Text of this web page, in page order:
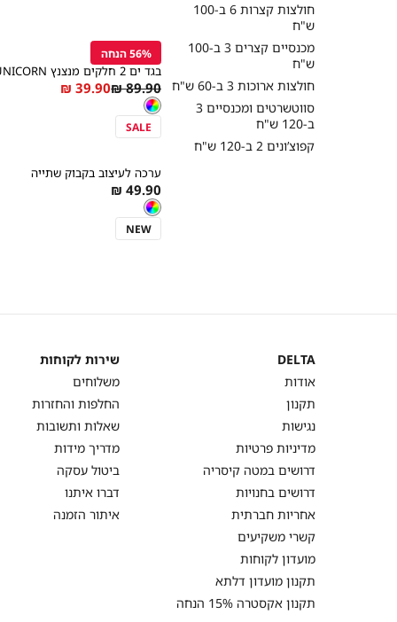
חולצות קצרות 6 ב-100
ש"ח
מכנסיים קצרים 3 ב-100
ש"ח
חולצות ארוכות 3 ב-60 ש"ח
סווטשרטים ומכנסיים 3
ב-120 ש"ח
קפוצ’ונים 2 ב-120 ש"ח
Color
צבעוני
הוספה
לסל
56% הנחה
בגד ים 2 חלקים מנצנץ UNICORN
As
39.90 ₪Regular
Price
89.90 ₪
צבע
צבעוני
צבעוני
SALE
קנייה
צבעוני
לסל
ערכה לעיצוב בקבוק שתייה
As
low
as
49.90 ₪
צבע
צבעוני
צבעוני
NEW
DELTA
DELTA
אודות
תקנון
נגישות
מדיניות פרטיות
דרושים במטה קיסריה
דרושים בחנויות
אחריות חברתית
קשרי משקיעים
מועדון לקוחות
תקנון מועדון דלתא
תקנון אקסטרה 15% הנחה
שירות
לקוחות
שירות לקוחות
משלוחים
החלפות והחזרות
שאלות ותשובות
מדריך מידות
ביטול עסקה
דברו איתנו
איתור הזמנה